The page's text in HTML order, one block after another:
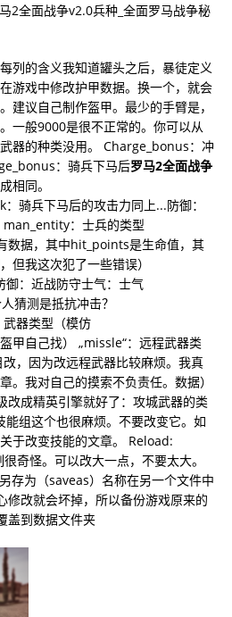
列的含义我知道罐头之后，暴徒定义
游戏中修改护甲数据。换一个，就会
建议自己制作盔甲。最少的手臂是，
一般9000是很不正常的。你可以从
器的种类没用。 Charge_bonus：冲
：骑兵下马后罗马2全面战争
相同。
骑兵下马后的攻击力同上...防御：
：士兵的类型
数据，其中hit_points是生命值，其
但我这次犯了一些错误）
御：近战防守士气：士气
猜测是抵抗冲击？
器类型（模仿
甲自己找） „missle“：远程武器类
，因为改远程武器比较麻烦。我真
。我对自己的摸索不负责任。数据）
成精英引擎就好了：攻城武器的类
组这个也很麻烦。不要改变它。如
于改变技能的文章。 Reload:
奇怪。可以改大一点，不要太大。
存为（saveas）名称在另一个文件中
改就会坏掉，所以备份游戏原来的
盖到数据文件夹